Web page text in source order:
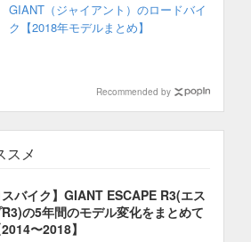
GIANT（ジャイアント）のロードバイ
ク【2018年モデルまとめ】
Recommended by
スメ
スバイク】GIANT ESCAPE R3(エス
の5年間のモデル変化をまとめて
〜2018】